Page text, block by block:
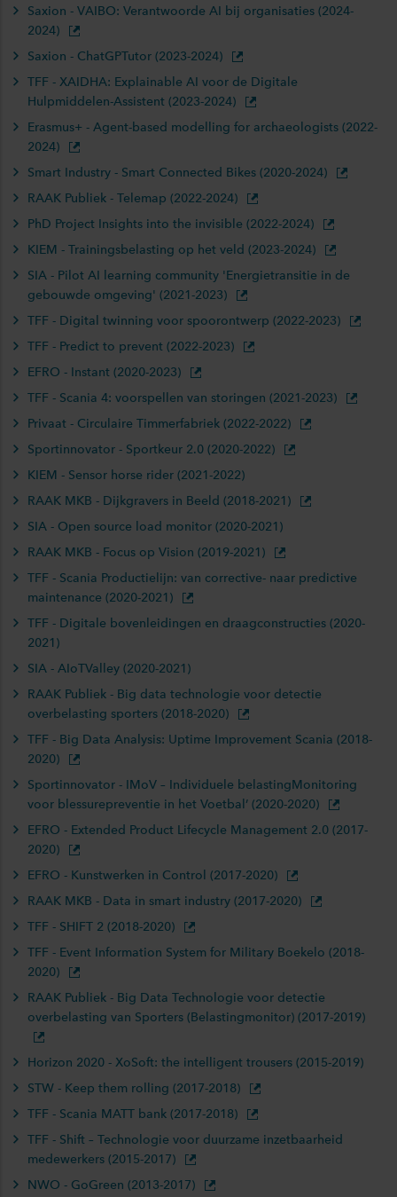
Saxion - VAIBO: Verantwoorde AI bij organisaties (2024-
2024)
Saxion - ChatGPTutor (2023-2024)
TFF - XAIDHA: Explainable AI voor de Digitale
Hulpmiddelen-Assistent (2023-2024)
Erasmus+ - Agent-based modelling for archaeologists (2022-
2024)
Smart Industry - Smart Connected Bikes (2020-2024)
RAAK Publiek - Telemap (2022-2024)
PhD Project Insights into the invisible (2022-2024)
KIEM - Trainingsbelasting op het veld (2023-2024)
SIA - Pilot AI learning community 'Energietransitie in de
gebouwde omgeving' (2021-2023)
TFF - Digital twinning voor spoorontwerp (2022-2023)
TFF - Predict to prevent (2022-2023)
EFRO - Instant (2020-2023)
TFF - Scania 4: voorspellen van storingen (2021-2023)
Privaat - Circulaire Timmerfabriek (2022-2022)
Sportinnovator - Sportkeur 2.0 (2020-2022)
KIEM - Sensor horse rider (2021-2022)
RAAK MKB - Dijkgravers in Beeld (2018-2021)
SIA - Open source load monitor (2020-2021)
RAAK MKB - Focus op Vision (2019-2021)
TFF - Scania Productielijn: van corrective- naar predictive
maintenance (2020-2021)
TFF - Digitale bovenleidingen en draagconstructies (2020-
2021)
SIA - AIoTValley (2020-2021)
RAAK Publiek - Big data technologie voor detectie
overbelasting sporters (2018-2020)
TFF - Big Data Analysis: Uptime Improvement Scania (2018-
2020)
Sportinnovator - IMoV – Individuele belastingMonitoring
voor blessurepreventie in het Voetbal’ (2020-2020)
EFRO - Extended Product Lifecycle Management 2.0 (2017-
2020)
EFRO - Kunstwerken in Control (2017-2020)
RAAK MKB - Data in smart industry (2017-2020)
TFF - SHIFT 2 (2018-2020)
TFF - Event Information System for Military Boekelo (2018-
2020)
RAAK Publiek - Big Data Technologie voor detectie
overbelasting van Sporters (Belastingmonitor) (2017-2019)
Horizon 2020 - XoSoft: the intelligent trousers (2015-2019)
STW - Keep them rolling (2017-2018)
TFF - Scania MATT bank (2017-2018)
TFF - Shift – Technologie voor duurzame inzetbaarheid
medewerkers (2015-2017)
NWO - GoGreen (2013-2017)